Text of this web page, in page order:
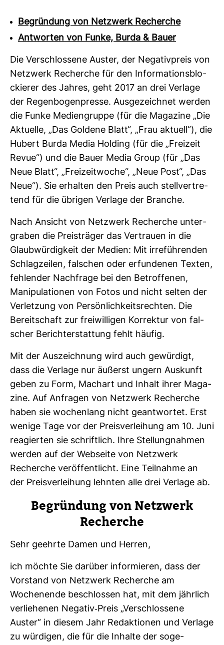
Begründung von Netzwerk Recherche
Antworten von Funke, Burda & Bauer
Die Ver­schlos­sene Auster, der Nega­tiv­preis von
Netz­werk Recherche für den Infor­ma­ti­ons­blo­
ckierer des Jahres, geht 2017 an drei Ver­lage
der Regen­bo­gen­presse. Aus­ge­zeichnet werden
die Funke Medi­en­gruppe (für die Maga­zine „Die
Aktu­elle, „Das Gol­dene Blatt“, „Frau aktuell“), die
Hubert Burda Media Hol­ding (für die „Frei­zeit
Revue“) und die Bauer Media Group (für „Das
Neue Blatt“, „Frei­zeit­woche“, „Neue Post“, „Das
Neue“). Sie erhalten den Preis auch stell­ver­tre­
tend für die übrigen Ver­lage der Branche.
Nach Ansicht von Netz­werk Recherche unter­
graben die Preis­träger das Ver­trauen in die
Glaub­wür­dig­keit der Medien: Mit irre­füh­renden
Schlag­zeilen, fal­schen oder erfun­denen Texten,
feh­lender Nach­frage bei den Betrof­fenen,
Mani­pu­la­tionen von Fotos und nicht selten der
Ver­let­zung von Per­sön­lich­keits­rechten. Die
Bereit­schaft zur frei­wil­ligen Kor­rektur von fal­
scher Bericht­erstat­tung fehlt häufig.
Mit der Aus­zeich­nung wird auch gewür­digt,
dass die Ver­lage nur äußerst ungern Aus­kunft
geben zu Form, Machart und Inhalt ihrer Maga­
zine. Auf Anfragen von Netz­werk Recherche
haben sie wochen­lang nicht geant­wortet. Erst
wenige Tage vor der Preis­ver­lei­hung am 10. Juni
reagierten sie schrift­lich. Ihre Stel­lung­nahmen
werden auf der Web­seite von Netz­werk
Recherche ver­öf­fent­licht. Eine Teil­nahme an
der Preis­ver­lei­hung lehnten alle drei Ver­lage ab.
Begrün­dung von Netz­werk
Recherche
Sehr geehrte Damen und Herren,
ich möchte Sie dar­über infor­mieren, dass der
Vor­stand von Netz­werk Recherche am
Wochen­ende beschlossen hat, mit dem jähr­lich
ver­lie­henen Negativ-​​Preis „Ver­schlos­sene
Auster“ in diesem Jahr Redak­tionen und Ver­lage
zu wür­digen, die für die Inhalte der soge­